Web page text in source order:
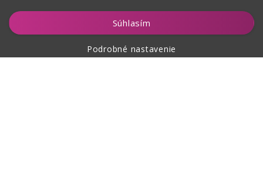
Súhlasím
Podrobné nastavenie
Vložiť do košíka